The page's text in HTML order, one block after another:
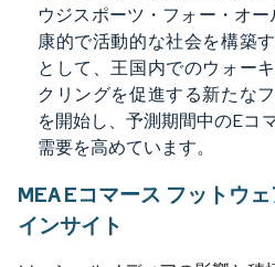
ウジスポーツ・フォー・オ
康的で活動的な社会を構築
として、王国内でのウォー
クリングを促進する新たな
を開始し、予測期間中のEコ
需要を高めています。
MEA Eコマース フットウ
インサイト